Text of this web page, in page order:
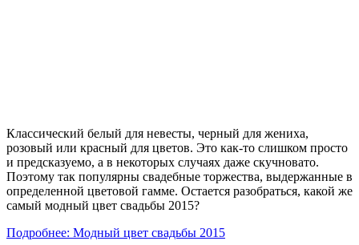
Классический белый для невесты, черный для жениха,
розовый или красный для цветов. Это как-то слишком просто
и предсказуемо, а в некоторых случаях даже скучновато.
Поэтому так популярны свадебные торжества, выдержанные в
определенной цветовой гамме. Остается разобраться, какой же
самый модный цвет свадьбы 2015?
Подробнее: Модный цвет свадьбы 2015